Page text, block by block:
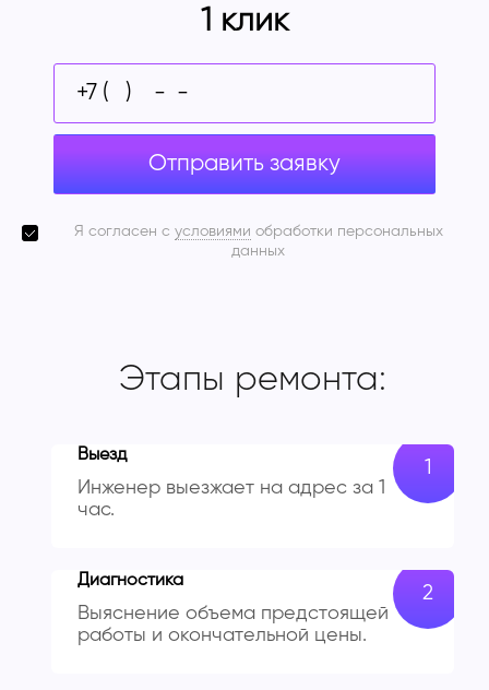
1 клик
Отправить заявку
Я согласен с условиями обработки персональных
данных
Этапы ремонта:
Выезд
Инженер выезжает на адрес за 1
час.
Диагностика
Выяснение объема предстоящей
работы и окончательной цены.